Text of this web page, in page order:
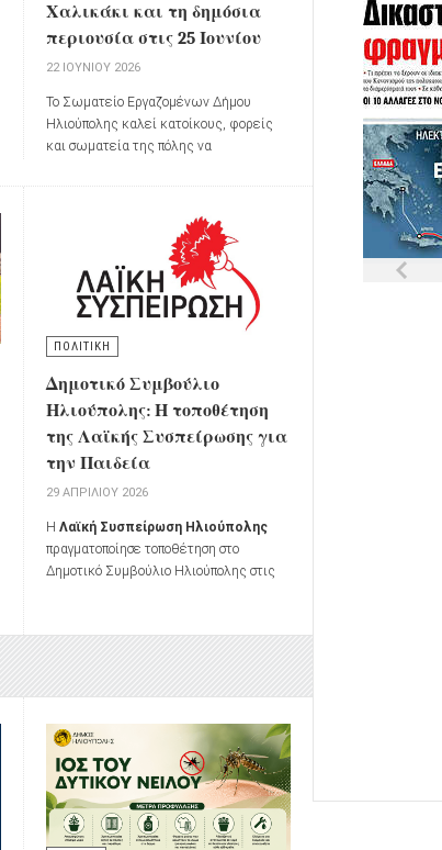
Χαλικάκι και τη δημόσια
περιουσία στις 25 Ιουνίου
22 ΙΟΥΝΊΟΥ 2026
Το Σωματείο Εργαζομένων Δήμου
Ηλιούπολης καλεί κατοίκους, φορείς
και σωματεία της πόλης να
πραγματοποιηθεί τηνΠέμπτη 25
Δημόσια Περιουσία δεν πωλείται
ούτε ενοικιάζεται»
ΠΟΛΙΤΙΚΗ
Δημοτικό Συμβούλιο
Ηλιούπολης: Η τοποθέτηση
της Λαϊκής Συσπείρωσης για
την Παιδεία
29 ΑΠΡΙΛΊΟΥ 2026
ΗΛαϊκή Συσπείρωση Ηλιούπολης
πραγματοποίησε τοποθέτηση στο
Δημοτικό Συμβούλιο Ηλιούπολης στις